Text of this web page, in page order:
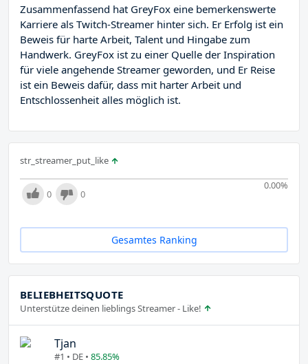
Zusammenfassend hat GreyFox eine bemerkenswerte
Karriere als Twitch-Streamer hinter sich. Er Erfolg ist ein
Beweis für harte Arbeit, Talent und Hingabe zum
Handwerk. GreyFox ist zu einer Quelle der Inspiration
für viele angehende Streamer geworden, und Er Reise
ist ein Beweis dafür, dass mit harter Arbeit und
Entschlossenheit alles möglich ist.
str_streamer_put_like
0.00%
0 0
Gesamtes Ranking
BELIEBHEITSQUOTE
Unterstütze deinen lieblings Streamer - Like!
Tjan
#1 • DE • 85.85%